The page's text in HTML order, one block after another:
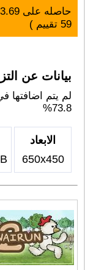
حاصله على3.69
59 تقييم )
بيانات عن
لم يتم اضافتها
73.8%
الابعاد
650x450